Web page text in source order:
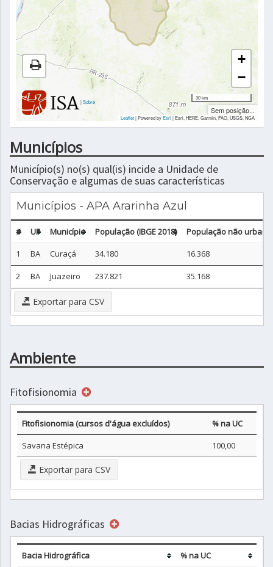
|Sobre
+
−
30 km
Sem posição...
Leaflet| Powered byEsri|Esri, HERE, Garmin, FAO, USGS, NGA
Municípios
Município(s) no(s) qual(is) incide a Unidade de
Conservação e algumas de suas características
Municípios - APA Ararinha Azul
# UF Município População (IBGE 2018)
População não urbana
1
BA Curaçá 34.180 16.368
2 BA Juazeiro 237.821 35.168
Exportar para CSV
Ambiente
Fitofisionomia
Fitofisionomia (cursos d'água excluídos)
% na UC
Savana Estépica
100,00
Exportar para CSV
Bacias Hidrográficas
Bacia Hidrográfica % na UC